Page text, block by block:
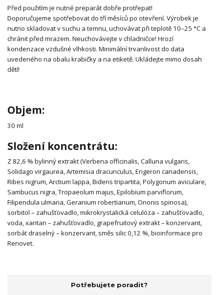
Před použitím je nutné preparát dobře protřepat!
Doporučujeme spotřebovat do tří měsíců po otevření. Výrobek je
nutno skladovat v suchu a temnu, uchovávat při teplotě 10–25 °C a
chránit před mrazem. Neuchovávejte v chladničce! Hrozí
kondenzace vzdušné vlhkosti. Minimální trvanlivost do data
uvedeného na obalu krabičky a na etiketě. Ukládejte mimo dosah
dětí!
Objem:
30 ml
Složení koncentrátu:
Z 82,6 % bylinný extrakt (Verbena officinalis, Calluna vulgaris,
Solidago virgaurea, Artemisia dracunculus, Erigeron canadensis,
Ribes nigrum, Arctium lappa, Bidens tripartita, Polygonum aviculare,
Sambucus nigra, Tropaeolum majus, Epilobium parviflorum,
Filipendula ulmaria, Geranium robertianum, Ononis spinosa),
sorbitol – zahušťovadlo, mikrokrystalická celulóza – zahušťovadlo,
voda, xantan – zahušťovadlo, grapefruitový extrakt – konzervant,
sorbát draselný – konzervant, směs silic 0,12 %, bioinformace pro
Renovet.
Potřebujete poradit?